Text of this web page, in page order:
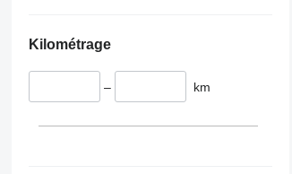
Kilométrage
– km